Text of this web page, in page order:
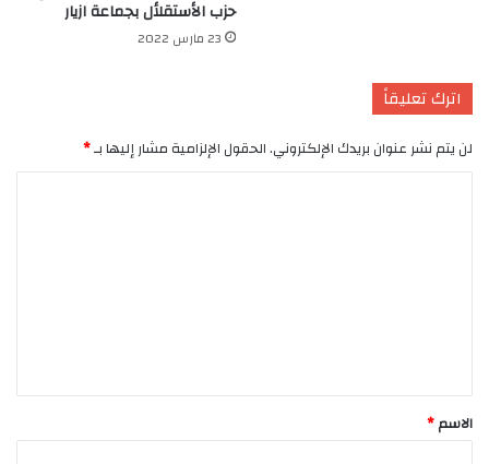
حزب الأستقلأل بجماعة ازيار
23 مارس 2022
اترك تعليقاً
لن يتم نشر عنوان بريدك الإلكتروني.الحقول الإلزامية مشار إليها بـ*
*
الاسم*